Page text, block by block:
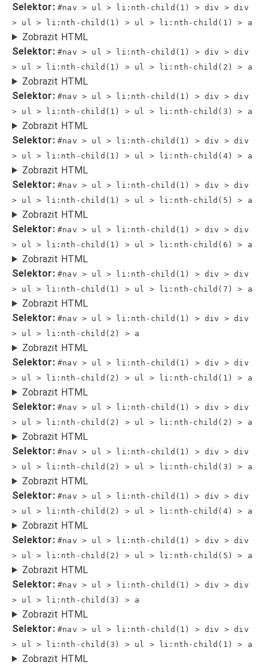
Selektor: #nav > ul > li:nth-child(1) > div > div
> ul > li:nth-child(1) > ul > li:nth-child(1) > a
Zobrazit HTML
Selektor: #nav > ul > li:nth-child(1) > div > div
> ul > li:nth-child(1) > ul > li:nth-child(2) > a
Zobrazit HTML
Selektor: #nav > ul > li:nth-child(1) > div > div
> ul > li:nth-child(1) > ul > li:nth-child(3) > a
Zobrazit HTML
Selektor: #nav > ul > li:nth-child(1) > div > div
> ul > li:nth-child(1) > ul > li:nth-child(4) > a
Zobrazit HTML
Selektor: #nav > ul > li:nth-child(1) > div > div
> ul > li:nth-child(1) > ul > li:nth-child(5) > a
Zobrazit HTML
Selektor: #nav > ul > li:nth-child(1) > div > div
> ul > li:nth-child(1) > ul > li:nth-child(6) > a
Zobrazit HTML
Selektor: #nav > ul > li:nth-child(1) > div > div
> ul > li:nth-child(1) > ul > li:nth-child(7) > a
Zobrazit HTML
Selektor: #nav > ul > li:nth-child(1) > div > div
> ul > li:nth-child(2) > a
Zobrazit HTML
Selektor: #nav > ul > li:nth-child(1) > div > div
> ul > li:nth-child(2) > ul > li:nth-child(1) > a
Zobrazit HTML
Selektor: #nav > ul > li:nth-child(1) > div > div
> ul > li:nth-child(2) > ul > li:nth-child(2) > a
Zobrazit HTML
Selektor: #nav > ul > li:nth-child(1) > div > div
> ul > li:nth-child(2) > ul > li:nth-child(3) > a
Zobrazit HTML
Selektor: #nav > ul > li:nth-child(1) > div > div
> ul > li:nth-child(2) > ul > li:nth-child(4) > a
Zobrazit HTML
Selektor: #nav > ul > li:nth-child(1) > div > div
> ul > li:nth-child(2) > ul > li:nth-child(5) > a
Zobrazit HTML
Selektor: #nav > ul > li:nth-child(1) > div > div
> ul > li:nth-child(3) > a
Zobrazit HTML
Selektor: #nav > ul > li:nth-child(1) > div > div
> ul > li:nth-child(3) > ul > li:nth-child(1) > a
Zobrazit HTML